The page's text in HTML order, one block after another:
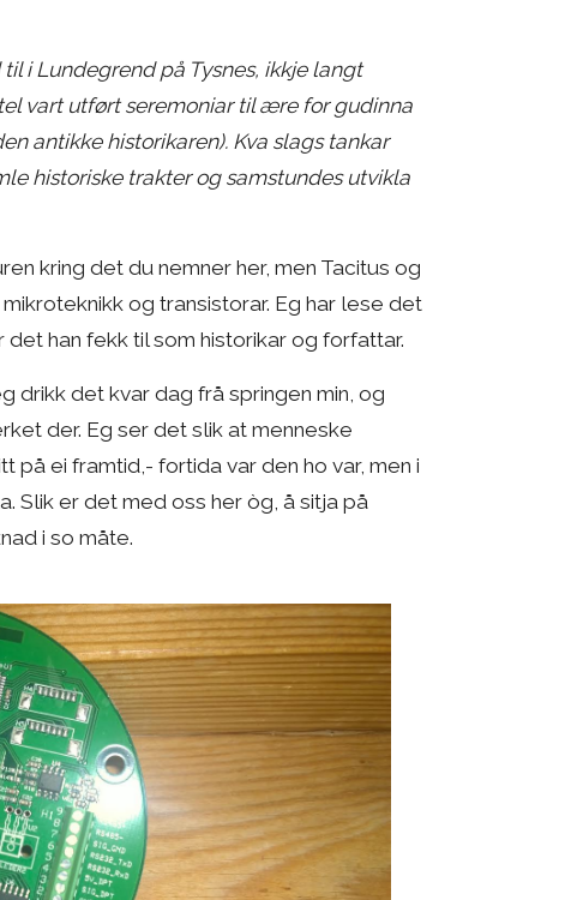
i Lundegrend på Tysnes, ikkje langt
vart utført seremoniar til ære for gudinna
antikke historikaren). Kva slags tankar
historiske trakter og samstundes utvikla
kring det du nemner her, men Tacitus og
og transistorar. Eg har lese det
han fekk til som historikar og forfattar.
drikk det kvar dag frå springen min, og
der. Eg ser det slik at menneske
på ei framtid,- fortida var den ho var, men i
Slik er det med oss her òg, å sitja på
i so måte.